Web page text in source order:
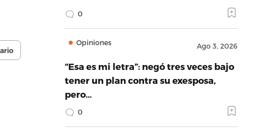
0
Opiniones Ago 3, 2026
“Esa es mi letra”: negó tres veces bajo
tener un plan contra su exesposa,
pero…
0